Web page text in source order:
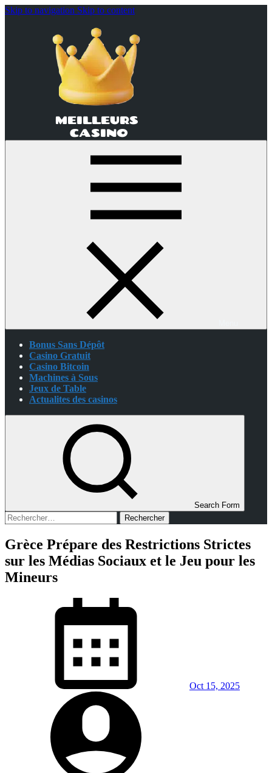
Skip to navigation Skip to content
Bonus Sans Dépôt
Casino Gratuit
Casino Bitcoin
Machines à Sous
Jeux de Table
Actualites des casinos
Search Form
Rechercher :
Grèce Prépare des Restrictions Strictes
sur les Médias Sociaux et le Jeu pour les
Mineurs
Oct 15, 2025